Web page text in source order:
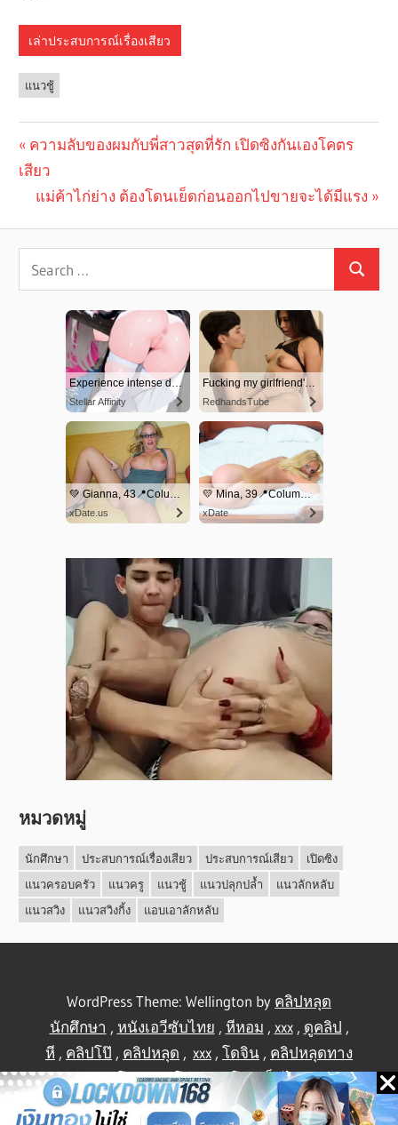
เล่าประสบการณ์เรื่องเสียว
แนวชู้
Post
navigation
Previous
Post:
ความลับของผมกับพี่สาวสุดที่รัก เปิดซิงกันเองโคตร
เสียว
Next
แม่ค้าไก่ย่าง ต้องโดนเย็ดก่อนออกไปขายจะได้มีแรง
หมวดหมู่
นักศึกษา ประสบการณ์เรื่องเสียว ประสบการณ์เสียว
เปิดซิง
แนวครอบครัว
แนวครู แนวชู้ แนวปลุกปล้ำ
แนวลักหลับ
แนวสวิง
แนวสวิงกิ้ง แอบเอาลักหลับ
WordPress Theme: Wellington by คลิปหลุด
นักศึกษา , หนังเอวีซับไทย , หีหอม , xxx, ดูคลิป ,
หี , คลิปโป๊ , คลิปหลุด , xxx , โดจิน , คลิปหลุดทาง
บ้าน ,คลิปโป้ ,คลิปโป๊,คลิปโป๊,เย็ดไทย,คลิป
หลุดไทย